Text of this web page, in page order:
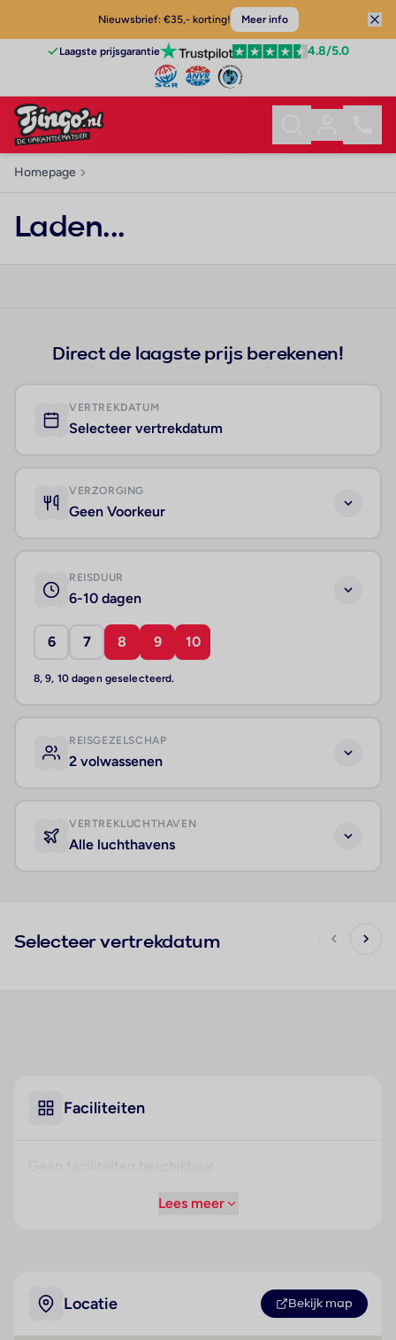
Nieuwsbrief: €35,- korting! Meer info
Laagste prijsgarantie 4.8/5.0
Homepage
Laden...
Direct de laagste prijs berekenen!
VERTREKDATUM
Selecteer vertrekdatum
VERZORGING
Geen Voorkeur
REISDUUR
6-10 dagen
6 7 8 9 10
8, 9, 10 dagen geselecteerd.
REISGEZELSCHAP
2 volwassenen
VERTREKLUCHTHAVEN
Alle luchthavens
Selecteer vertrekdatum
Faciliteiten
Lees meer
Locatie Bekijk map